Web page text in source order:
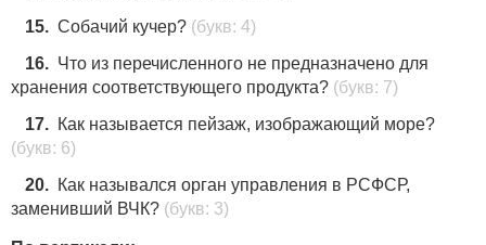
15. Собачий кучер? (букв: 4)
16. Что из перечисленного не предназначено для
хранения соответствующего продукта? (букв: 7)
17. Как называется пейзаж, изображающий море?
(букв: 6)
20. Как назывался орган управления в РСФСР,
заменивший ВЧК? (букв: 3)